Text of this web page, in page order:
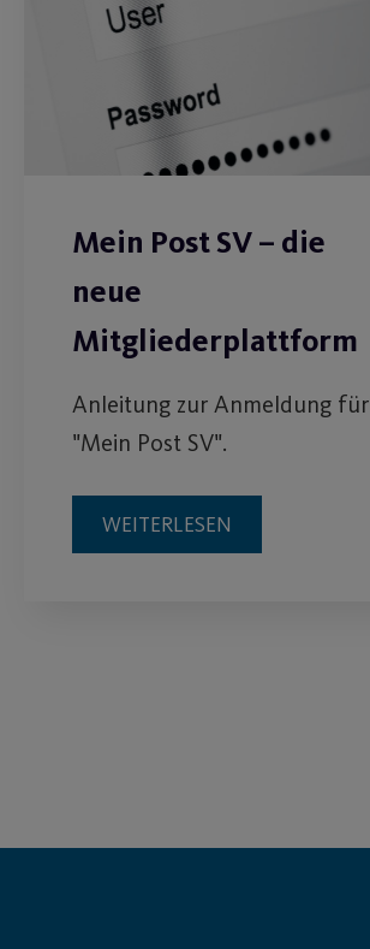
Mein Post SV – die
neue
Mitgliederplattform
Anleitung zur Anmeldung für
"Mein Post SV".
WEITERLESEN